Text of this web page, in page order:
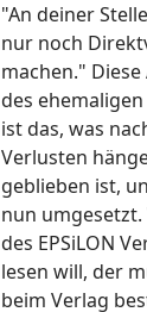
"An deiner
nur noch
machen." Diese
des
ist das, was
Verlusten
geblieben ist,
nun umgesetzt.
des EPSiLON
lesen will, der
beim Verlag